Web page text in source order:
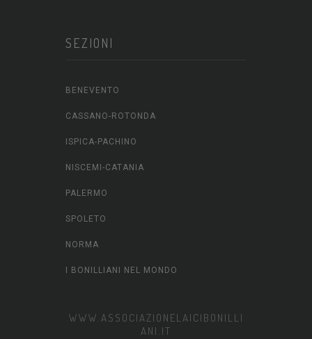
SEZIONI
BENEVENTO
CASSANO-ROTONDA
ISPICA-PACHINO
NISCEMI-CATANIA
PALERMO
SPOLETO
NORMA
I BONILLIANI NEL MONDO
WWW.ASSOCIAZIONELAICIBONILLI
ANI.IT